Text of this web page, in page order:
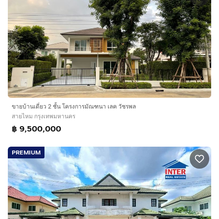
ขายบ้านเดี่ยว 2 ชั้น โครงการมัณฑนา เลค วัชรพล
สายไหม กรุงเทพมหานคร
฿ 9,500,000
PREMIUM